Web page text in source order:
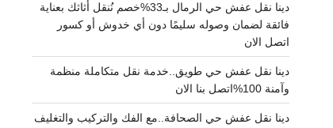
دينا نقل عفش حي الرمال بـ33%خصم نُنقل أثاثك بعناية
فائقة لضمان وصوله سليمًا دون أي خدوش أو كسور
اتصل الان
دينا نقل عفش حي طويق..خدمة نقل متكاملة منظمة
وآمنة 100%اتصل بنا الان
دينا نقل عفش حي الصحافة..مع الفك والتركيب والتغليف